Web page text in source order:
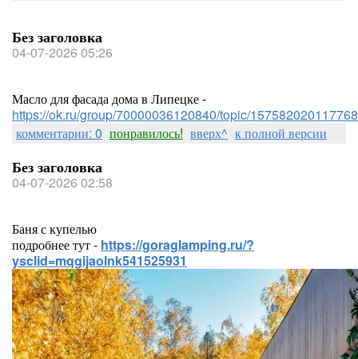
Без заголовка
04-07-2026 05:26
Масло для фасада дома в Липецке -
https://ok.ru/group/70000036120840/topic/157582020117768
комментарии: 0 понравилось! вверх^ к полной версии
Без заголовка
04-07-2026 02:58
Баня с купелью
подробнее тут - https://goraglamping.ru/?
ysclid=mqgijaolnk541525931